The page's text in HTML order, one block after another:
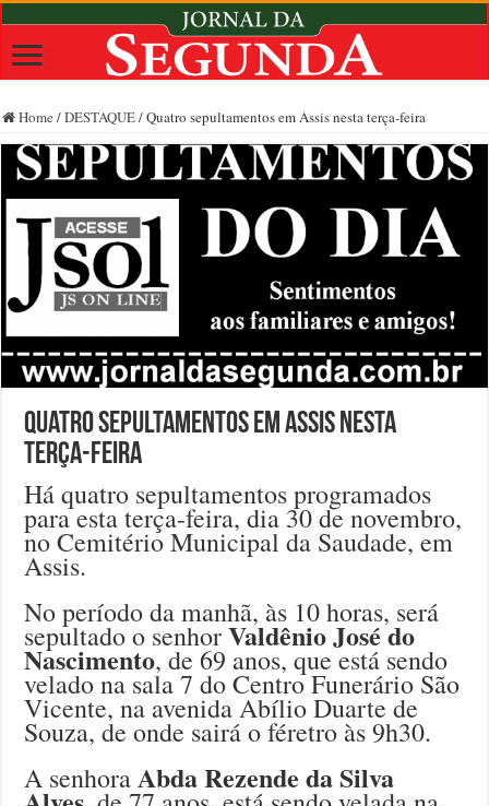
Home /DESTAQUE/Quatro sepultamentos em Assis nesta terça-feira
Quatro sepultamentos em Assis nesta
terça-feira
Há quatro sepultamentos programados
para esta terça-feira, dia 30 de novembro,
no Cemitério Municipal da Saudade, em
Assis.
No período da manhã, às 10 horas, será
sepultado o senhorValdênio José do
Nascimento, de 69 anos, que está sendo
velado na sala 7 do Centro Funerário São
Vicente, na avenida Abílio Duarte de
Souza, de onde sairá o féretro às 9h30.
A senhoraAbda Rezende da Silva